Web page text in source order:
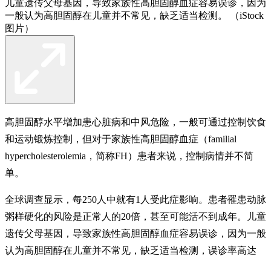
儿童遗传父母基因，导致家族性高胆固醇血症容易误诊，因为
一般认为高胆固醇在儿童并不常见，缺乏适当检测。 （iStock
图片）
高胆固醇水平增加患心脏病和中风危险，一般可通过控制饮食
和运动锻炼控制，但对于家族性高胆固醇血症（familial
hypercholesterolemia，简称FH）患者来说，控制病情并不简
单。
全球调查显示，每250人中就有1人受此症影响。患者罹患动脉
粥样硬化的风险是正常人的20倍，甚至可能活不到成年。儿童
遗传父母基因，导致家族性高胆固醇血症容易误诊，因为一般
认为高胆固醇在儿童并不常见，缺乏适当检测，误诊率高达